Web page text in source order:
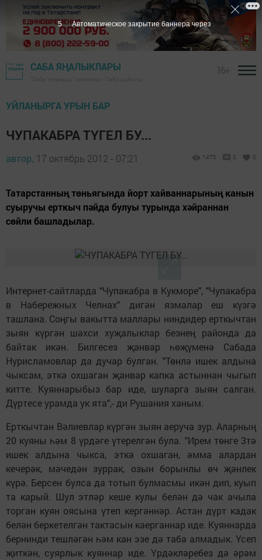
САБА ЯҢАЛЫКЛАРЫ
УЙЛАНЫРГА УРЫН БАР
ЧУПАКАБРА ТҮГЕЛ БУ...
автор, 17 октябрь 2012 - 07:21 1470 0 0
Татарстанның төньягында йорт хайван­нарының канын
суыручы ерткыч пәйда булуы турында хәйраннан
сөйли башладылар.
Интернет-сайтларда "Чупакабра в Кукморе", "Чупакабра
в Набережных Челнах" дигән язмалар еш күзгә
ташлана. Соңгы вакытта маллары ниндидер ерткычтан
зыян күргән шәхси хуҗалыклар безнең районда да
байтак икән. Билгесез җанвар һөҗүменә Сабада
Нурисламовлар да дучар булган. "Төнлә ишек алдына
чыксам, эткә охшаган җанвар капка астыннан чыгып
китте. Куяннарыбыз бар иде, шуларга зыян салган.
Дүртесе урамда ук ята",- ди Рушания ханым.
Ерткычтан Вәлиевлар күргән зыян аеруча зур. Аларның
20 куяны һәм 8 үрдәге үтерелгән була. "Ирем төнге 3тә
ишек алдына чыкса, эткә охшаган, әмма алардан
кечерәк, мәчедән зуррак, озын борынлы өч җәнлек
күрә. Берсен булса да тотып булмасмы икән дип, куып
та карый. Шул этләр кеше кулы белән дә чак ачыла
торган куян оясына үтеп кергәннәр. Астан дүрт кадак
белән беркетелгән тактасын каерганнар иде. Куяннарда
бернинди тешләгән һәм кан эзе дә таба алмадык. Үсеп
җиткән, суярлык куяннар иде. Үрдәкләребез дә әрәм
4 Автоматическое закрытие баннера через